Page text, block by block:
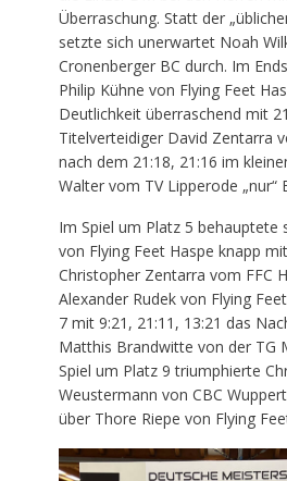
Überraschung. Statt der
setzte sich unerwartet Noah
Cronenberger BC durch. Im
Philip Kühne von Flying Feet
Deutlichkeit überraschend mit
Titelverteidiger David Zentarra
nach dem 21:18, 21:16 im
Walter vom TV Lipperode „nur“
Im Spiel um Platz 5 behauptete
von Flying Feet Haspe knapp
Christopher Zentarra vom FFC
Alexander Rudek von Flying
7 mit 9:21, 21:11, 13:21 das
Matthis Brandwitte von der TG
Spiel um Platz 9 triumphierte
Weustermann von CBC
über Thore Riepe von Flying